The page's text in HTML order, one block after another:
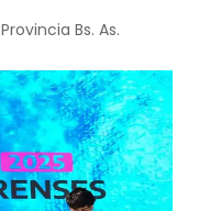
Provincia Bs. As.